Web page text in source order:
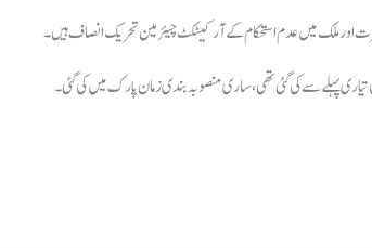
اور ملک میں عدم استحکام کے آرکیٹکٹ چیئرمین تحریک انصاف ہیں۔